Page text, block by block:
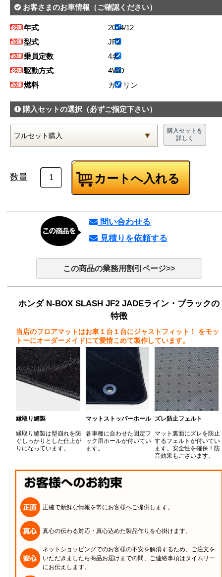
お客さまのお車情報 （ご確認ください）
年式
2014/12
型式
JF2
乗員定数
4名
駆動方式
4WD
燃料
ガソリン
購入セットの選択 （必ずご指定下さい）
購入セットを
詳しく
数量
問い合わせる
見積りを依頼する
この商品の業務用割引ページ>>
ホンダ N-BOX SLASH JF2 JADEライン・ブラックの
特徴
当店のフロアマットはお車１台１台にジャストフィット！
をモッ
トーにオーダーメイドにて愛情こめて製作しています。
縁取り縫製
縁取り縫製は型崩れを防
ぐしっかりとした仕上が
りになっています。
マットストッパーホール
各車種に合わせた固定フ
ック用ホールが付いてい
ます。
ズレ防止フェルト
マット裏面にズレを防止
するフェルトが付いてい
ます。安全性を確保！防
音効果もございます。
正確で新鮮な情報を常にお客様へご提供します。
真心の伝わる対応・真心込めた製品作りを心掛けます。
ネットショッピングでのお客様の不安を解消するため、ご注文を
いただきましたら商品お届けまでの間、ご連絡事項はタイムリー
にお伝えします。